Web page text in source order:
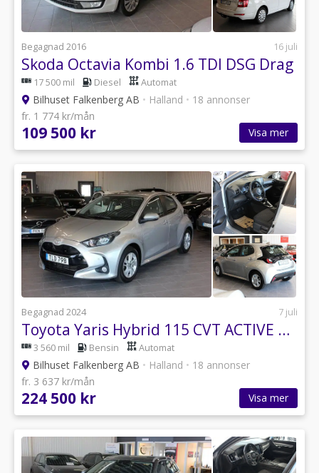
Begagnad 2016 16 juli
Skoda Octavia Kombi 1.6 TDI DSG Drag
17 500 mil Diesel Automat
Bilhuset Falkenberg AB • Halland • 18 annonser
fr. 1 774 kr/mån
109 500 kr Visa mer
Begagnad 2024 7 juli
Toyota Yaris Hybrid 115 CVT ACTIVE KOMFORTPAKET Kamera V-Hjul Alu
3 560 mil Bensin Automat
Bilhuset Falkenberg AB • Halland • 18 annonser
fr. 3 637 kr/mån
224 500 kr Visa mer